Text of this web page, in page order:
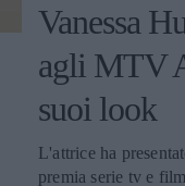
Vanessa
agli MTV
suoi look
L'attrice ha
premia serie tv e